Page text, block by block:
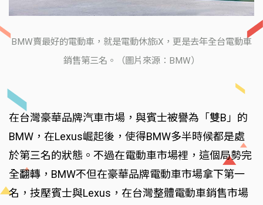
BMW賣最好的電動車，就是電動休旅iX，更是去年全台電動車
銷售第三名。（圖片來源：BMW）
在台灣豪華品牌汽車市場，與賓士被譽為「雙B」的
BMW，在Lexus崛起後，使得BMW多半時候都是處
於第三名的狀態。不過在電動車市場裡，這個局勢完
全翻轉，BMW不但在豪華品牌電動車市場拿下第一
名，技壓賓士與Lexus，在台灣整體電動車銷售市場